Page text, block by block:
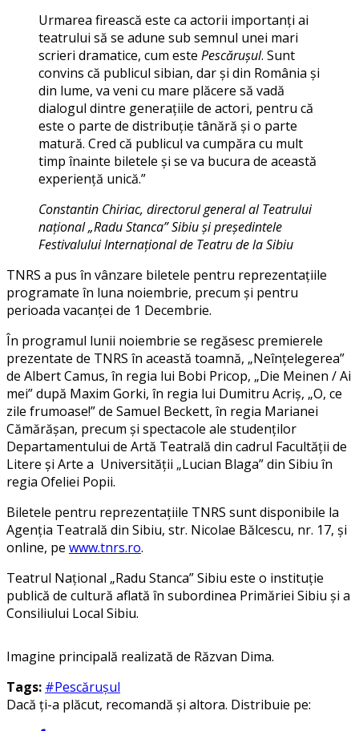
Urmarea firească este ca actorii importanți ai
teatrului să se adune sub semnul unei mari
scrieri dramatice, cum este Pescărușul. Sunt
convins că publicul sibian, dar și din România și
din lume, va veni cu mare plăcere să vadă
dialogul dintre generațiile de actori, pentru că
este o parte de distribuție tânără și o parte
matură. Cred că publicul va cumpăra cu mult
timp înainte biletele și se va bucura de această
experiență unică.”
Constantin Chiriac, directorul general al Teatrului
național „Radu Stanca” Sibiu și președintele
Festivalului Internațional de Teatru de la Sibiu
TNRS a pus în vânzare biletele pentru reprezentațiile
programate în luna noiembrie, precum și pentru
perioada vacanței de 1 Decembrie.
În programul lunii noiembrie se regăsesc premierele
prezentate de TNRS în această toamnă, „Neînțelegerea”
de Albert Camus, în regia lui Bobi Pricop, „Die Meinen / Ai
mei” după Maxim Gorki, în regia lui Dumitru Acriș, „O, ce
zile frumoase!” de Samuel Beckett, în regia Marianei
Cămărășan, precum și spectacole ale studenților
Departamentului de Artă Teatrală din cadrul Facultății de
Litere și Arte a Universității „Lucian Blaga” din Sibiu în
regia Ofeliei Popii.
Biletele pentru reprezentațiile TNRS sunt disponibile la
Agenția Teatrală din Sibiu, str. Nicolae Bălcescu, nr. 17, și
online, pe www.tnrs.ro.
Teatrul Național „Radu Stanca” Sibiu este o instituție
publică de cultură aflată în subordinea Primăriei Sibiu și a
Consiliului Local Sibiu.
Imagine principală realizată de Răzvan Dima.
Tags: #Pescărușul
Dacă ți-a plăcut, recomandă și altora. Distribuie pe: